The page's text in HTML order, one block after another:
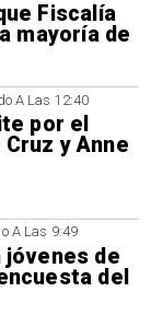
Fiscalía
mayoría de
A Las 12:40
por el
y Anne
A Las 9:49
jóvenes de
del